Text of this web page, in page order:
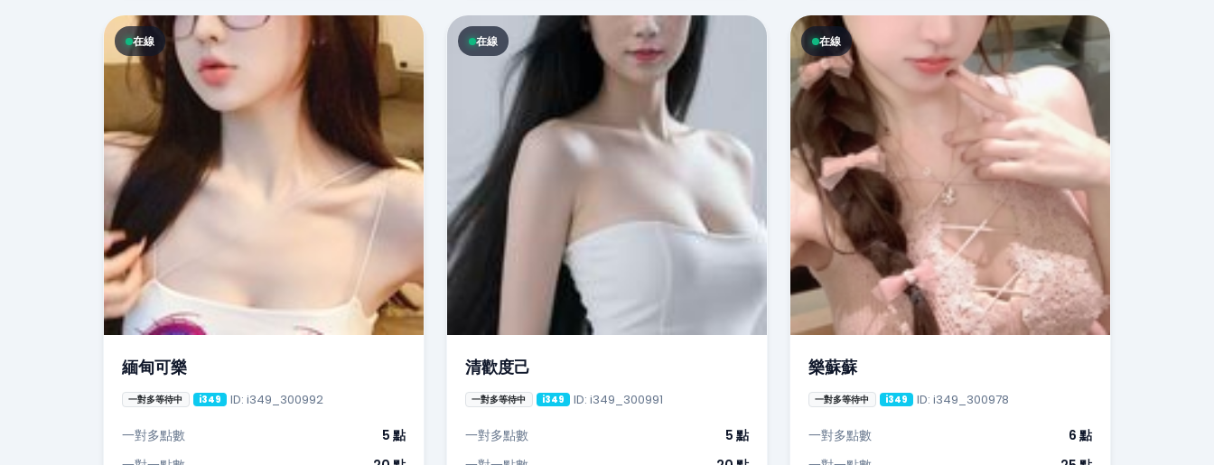
在線
緬甸可樂
一對多等待中 i349 ID: i349_300992
一對多點數
5 點
在線
清歡度己
一對多等待中 i349 ID: i349_300991
一對多點數
5 點
在線
樂蘇蘇
一對多等待中 i349 ID: i349_300978
一對多點數
6 點